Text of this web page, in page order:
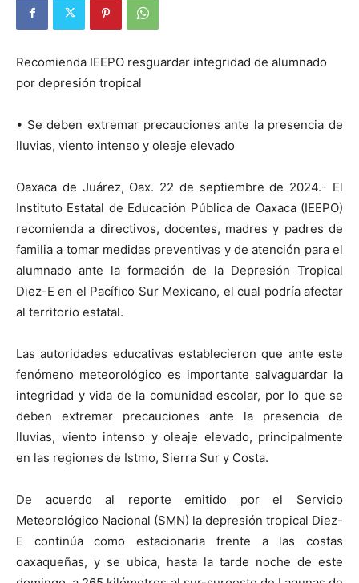
Recomienda IEEPO resguardar integridad de alumnado
por depresión tropical
• Se deben extremar precauciones ante la presencia de
lluvias, viento intenso y oleaje elevado
Oaxaca de Juárez, Oax. 22 de septiembre de 2024.- El
Instituto Estatal de Educación Pública de Oaxaca (IEEPO)
recomienda a directivos, docentes, madres y padres de
familia a tomar medidas preventivas y de atención para el
alumnado ante la formación de la Depresión Tropical
Diez-E en el Pacífico Sur Mexicano, el cual podría afectar
al territorio estatal.
Las autoridades educativas establecieron que ante este
fenómeno meteorológico es importante salvaguardar la
integridad y vida de la comunidad escolar, por lo que se
deben extremar precauciones ante la presencia de
lluvias, viento intenso y oleaje elevado, principalmente
en las regiones de Istmo, Sierra Sur y Costa.
De acuerdo al reporte emitido por el Servicio
Meteorológico Nacional (SMN) la depresión tropical Diez-
E continúa como estacionaria frente a las costas
oaxaqueñas, y se ubica, hasta la tarde noche de este